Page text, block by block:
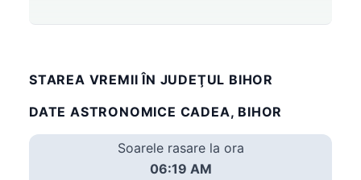
STAREA VREMII ÎN JUDEŢUL BIHOR
DATE ASTRONOMICE CADEA, BIHOR
Soarele rasare la ora
06:19 AM